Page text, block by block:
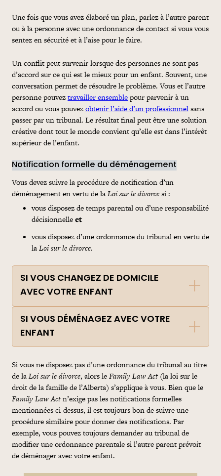
Une fois que vous avez élaboré un plan, parlez à l’autre parent
ou à la personne avec une ordonnance de contact si vous vous
sentez en sécurité et à l’aise pour le faire.
Un conflit peut survenir lorsque des personnes ne sont pas
d’accord sur ce qui est le mieux pour un enfant. Souvent, une
conversation permet de résoudre le problème. Vous et l’autre
personne pouveztravailler ensemblepour parvenir à un
accord ou vous pouvezobtenir l’aide d’un professionnelsans
passer par un tribunal. Le résultat final peut être une solution
créative dont tout le monde convient qu’elle est dans l’intérêt
supérieur de l’enfant.
Notification formelle du déménagement
Vous devez suivre la procédure de notification d’un
déménagement en vertu de laLoi sur le divorcesi :
vous disposez de temps parental ou d’une responsabilité
décisionnelleet
vous disposez d’une ordonnance du tribunal en vertu de
laLoi sur le divorce.
SI VOUS CHANGEZ DE DOMICILE
AVEC VOTRE ENFANT
SI VOUS DÉMÉNAGEZ AVEC VOTRE
ENFANT
Si vous ne disposez pas d’une ordonnance du tribunal au titre
de laLoi sur le divorce, alors leFamily Law Act (la loi sur le
droit de la famille de l’Alberta) s’applique à vous. Bien que le
Family Law Actn’exige pas les notifications formelles
mentionnées ci-dessus, il est toujours bon de suivre une
procédure similaire pour donner des notifications. Par
exemple, vous pouvez toujours demander au tribunal de
modifier une ordonnance parentale si l’autre parent prévoit
de déménager avec votre enfant.